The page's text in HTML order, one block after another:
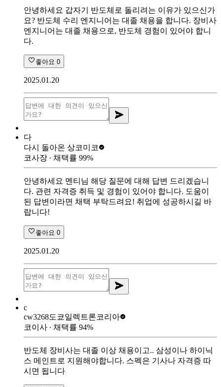
안녕하세요 갑자기 반도체로 돌리려는 이유가 있으신가
요? 반도체 수리 엔지니어는 대졸 채용을 합니다. 장비사
엔지니어는 대졸 채용으로, 반도체 경험이 있어야 합니
다.
좋아요 0
2025.01.20
다
다시 돌아온 상코미코
코사장 ∙ 채택률 99%
안녕하세요 멘티님 해당 질문에 대해 답변 드리겠습니
다. 관련 자격증 취득 및 경험이 있어야 합니다. 도움이
된 답변이라면 채택 부탁드려요! 취업에 성공하시길 바
랍니다!
좋아요 0
2025.01.20
c
cw3268도쿄일렉트론코리아
코이사 ∙ 채택률 94%
반도체 장비사는 대졸 이상 채용이고.. 삼성이나 하이닉
스 메인트로 지원해야합니다. 스펙은 기사나 자격증 따
시면 됩니다